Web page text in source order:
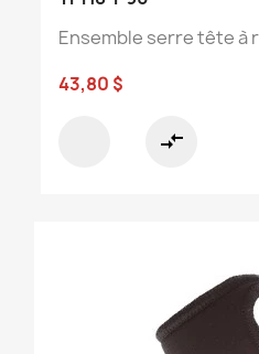
Ensemble serre tête à
43,80 $
compare_arrows